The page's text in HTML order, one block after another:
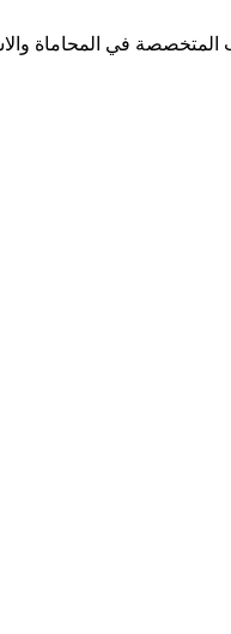
في المحاماة